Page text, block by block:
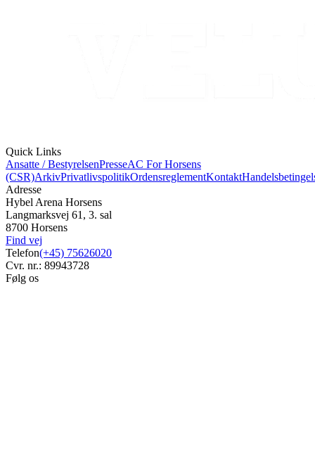
Quick Links
Ansatte / BestyrelsenPresseAC For Horsens
(CSR)ArkivPrivatlivspolitikOrdensreglementKontakt
Adresse
Hybel Arena Horsens
Langmarksvej 61, 3. sal
8700 Horsens
Find vej
Telefon(+45) 75626020
Cvr. nr.: 89943728
Følg os